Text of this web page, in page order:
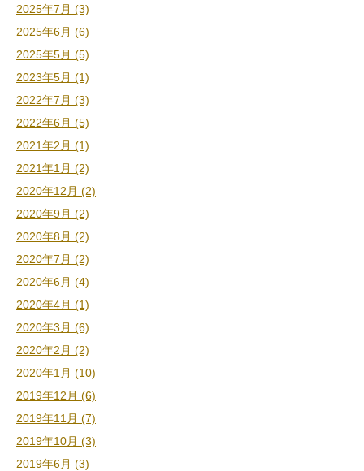
2025年7月 (3)
2025年6月 (6)
2025年5月 (5)
2023年5月 (1)
2022年7月 (3)
2022年6月 (5)
2021年2月 (1)
2021年1月 (2)
2020年12月 (2)
2020年9月 (2)
2020年8月 (2)
2020年7月 (2)
2020年6月 (4)
2020年4月 (1)
2020年3月 (6)
2020年2月 (2)
2020年1月 (10)
2019年12月 (6)
2019年11月 (7)
2019年10月 (3)
2019年6月 (3)